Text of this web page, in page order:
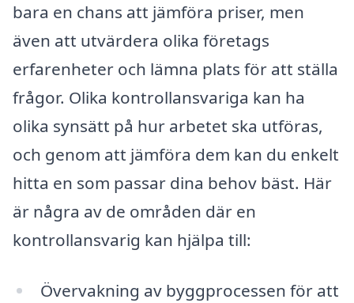
bara en chans att jämföra priser, men
även att utvärdera olika företags
erfarenheter och lämna plats för att ställa
frågor. Olika kontrollansvariga kan ha
olika synsätt på hur arbetet ska utföras,
och genom att jämföra dem kan du enkelt
hitta en som passar dina behov bäst. Här
är några av de områden där en
kontrollansvarig kan hjälpa till:
Övervakning av byggprocessen för att